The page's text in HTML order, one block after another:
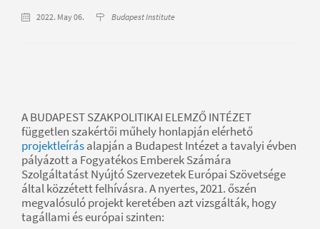
2022. May 06. Budapest Institute
A BUDAPEST SZAKPOLITIKAI ELEMZŐ INTÉZET
független szakértői műhely honlapján elérhető
projektleírásalapján a Budapest Intézet a tavalyi évben
pályázott a Fogyatékos Emberek Számára
Szolgáltatást Nyújtó Szervezetek Európai Szövetsége
által közzétett felhívásra. A nyertes, 2021. őszén
megvalósuló projekt keretében azt vizsgálták, hogy
tagállami és európai szinten: